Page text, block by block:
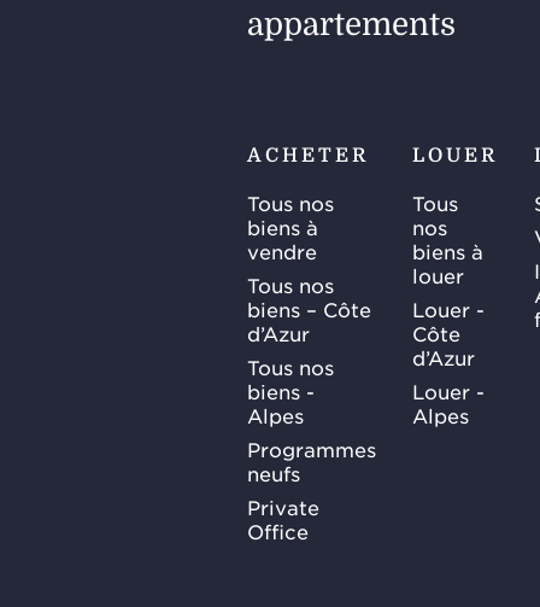
appartements
ACHETER
Tous nos
biens à
vendre
Tous nos
biens – Côte
d’Azur
Tous nos
biens -
Alpes
Programmes
neufs
Private
Office
LOUER
Tous
nos
biens à
louer
Louer -
Côte
d’Azur
Louer -
Alpes